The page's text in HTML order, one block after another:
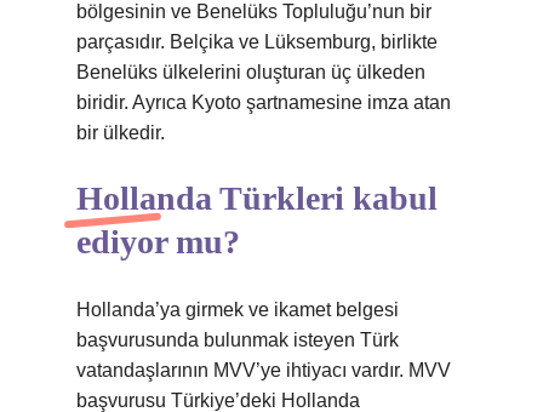
bölgesinin ve Benelüks Topluluğu’nun bir
parçasıdır. Belçika ve Lüksemburg, birlikte
Benelüks ülkelerini oluşturan üç ülkeden
biridir. Ayrıca Kyoto şartnamesine imza atan
bir ülkedir.
Hollanda Türkleri kabul
ediyor mu?
Hollanda’ya girmek ve ikamet belgesi
başvurusunda bulunmak isteyen Türk
vatandaşlarının MVV’ye ihtiyacı vardır. MVV
başvurusu Türkiye’deki Hollanda